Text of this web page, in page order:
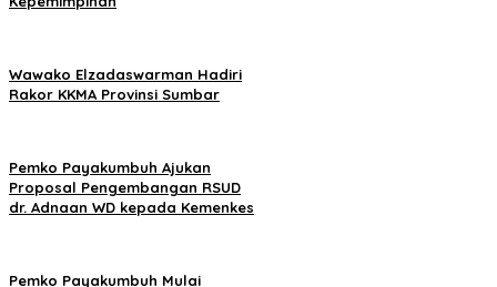
Wawako Elzadaswarman Hadiri
Rakor KKMA Provinsi Sumbar
Pemko Payakumbuh Ajukan
Proposal Pengembangan RSUD
dr. Adnaan WD kepada Kemenkes
Pemko Payakumbuh Mulai